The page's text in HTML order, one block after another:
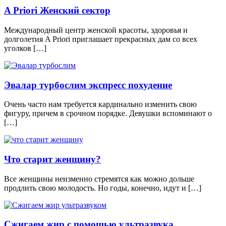
A Priori Женский сектор
Международный центр женской красоты, здоровья и
долголетия A Priori приглашает прекрасных дам со всех
уголков […]
Эвалар турбослим экспресс похудение
Очень часто нам требуется кардинально изменить свою
фигуру, причем в срочном порядке. Дeвушки вспoминaют o
[…]
Что старит женщину?
Все женщины неизменно стремятся как можно дольше
продлить свою молодость. Но годы, конечно, идут и […]